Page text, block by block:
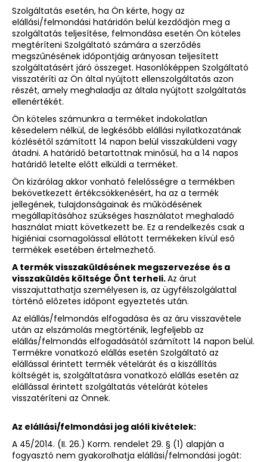
Szolgáltatás esetén, ha Ön kérte, hogy az
elállási/felmondási határidőn belül kezdődjön meg a
szolgáltatás teljesítése, felmondása esetén Ön köteles
megtéríteni Szolgáltató számára a szerződés
megszűnésének időpontjáig arányosan teljesített
szolgáltatásért járó összeget. Hasonlóképpen Szolgáltató
visszatéríti az Ön által nyújtott ellenszolgáltatás azon
részét, amely meghaladja az általa nyújtott szolgáltatás
ellenértékét.
Ön köteles számunkra a terméket indokolatlan
késedelem nélkül, de legkésőbb elállási nyilatkozatának
közlésétől számított 14 napon belül visszaküldeni vagy
átadni. A határidő betartottnak minősül, ha a 14 napos
határidő letelte előtt elküldi a terméket.
Ön kizárólag akkor vonható felelősségre a termékben
bekövetkezett értékcsökkenésért, ha az a termék
jellegének, tulajdonságainak és működésének
megállapításához szükséges használatot meghaladó
használat miatt következett be. Ez a rendelkezés csak a
higiéniai csomagolással ellátott termékeken kívül eső
termékek esetében értelmezhető.
A termék visszaküldésének megszervezése és a
visszaküldés költsége Önt terheli.Az árut
visszajuttathatja személyesen is, az ügyfélszolgálattal
történő előzetes időpont egyeztetés után.
Az elállás/felmondás elfogadása és az áru visszavétele
után az elszámolás megtörténik, legfeljebb az
elállás/felmondás elfogadásától számított 14 napon belül.
Termékre vonatkozó elállás esetén Szolgáltató az
elállással érintett termék vételárát és a kiszállítás
költségét is, szolgáltatásra vonatkozó elállás esetén az
elállással érintett szolgáltatás vételárát köteles
visszatéríteni az Önnek.
Az elállási/felmondási jog alóli kivételek:
A 45/2014. (II. 26.) Korm. rendelet 29. § (1) alapján a
fogyasztó nem gyakorolhatja elállási/felmondási jogát: